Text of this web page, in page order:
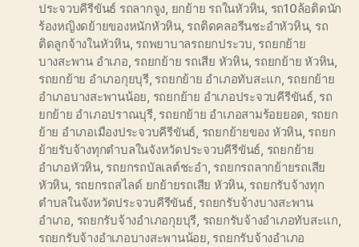
ประจวบคีรีขันธ์ รถลากจูง, ยกย้าย รถในหัวหิน, รถ10ล้อติดนัก
ร้องหญิงดย้ายของหนักหัวหิน, รถติดคลอรีนชะอำหัวหิน, รถ
ติดลูกจ้างในหัวหิน, รถพยาบาลรถยกประวบ, รถยกย้าย
บางสะพาน อำเภอ, รถยกย้าย รถเสีย หัวหิน, รถยกย้าย หัวหิน,
รถยกย้าย อำเภอกุยบุรี, รถยกย้าย อำเภอทับสะแก, รถยกย้าย
อำเภอบางสะพานน้อย, รถยกย้าย อำเภอประจวบคีรีขันธ์, รถ
ยกย้าย อำเภอปราณบุรี, รถยกย้าย อำเภอสามร้อยยอด, รถยก
ย้าย อำเภอเมืองประจวบคีรีขันธ์, รถยกย้ายของ หัวหิน, รถยก
ย้ายรับจ้างทุกตำบลในจังหวัดประจวบคีรีขันธ์, รถยกย้าย
อำเภอหัวหิน, รถยกรถบัลเลต์ชะอำ, รถยกรถลากย้ายรถเสีย
หัวหิน, รถยกรถสไลด์ ยกย้ายรถเสีย หัวหิน, รถยกรับจ้างทุก
ตำบลในจังหวัดประจวบคีรีขันธ์, รถยกรับจ้างบางสะพาน
อำเภอ, รถยกรับจ้างอำเภอกุยบุรี, รถยกรับจ้างอำเภอทับสะแก,
รถยกรับจ้างอำเภอบางสะพานน้อย, รถยกรับจ้างอำเภอ